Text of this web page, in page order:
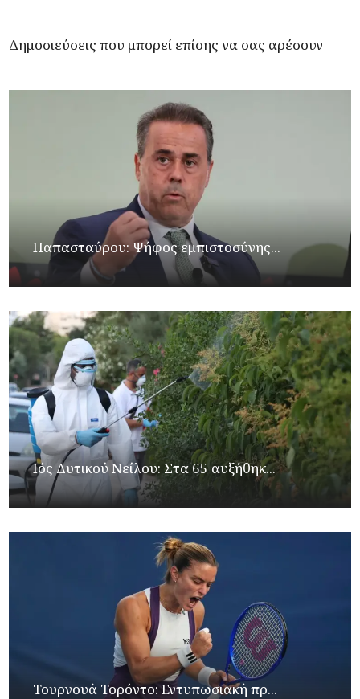
Δημοσιεύσεις που μπορεί επίσης να σας αρέσουν
Παπασταύρου: Ψήφος εμπιστοσύνης...
Ιός Δυτικού Νείλου: Στα 65 αυξήθηκ...
Τουρνουά Τορόντο: Εντυπωσιακή πρ...